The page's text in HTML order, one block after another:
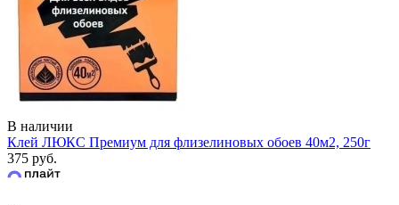
В наличии
Клей ЛЮКС Премиум для флизелиновых обоев 40м2, 250г
375 руб.